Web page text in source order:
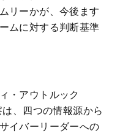
リーかが、今後ます
ムに対する判断基準
・アウトルック
、四つの情報源から
イバーリーダーへの